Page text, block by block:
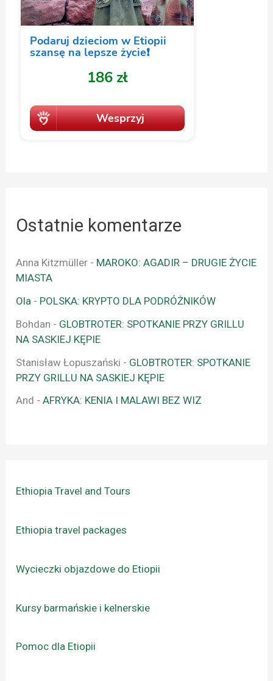
Ostatnie komentarze
Anna Kitzmüller - MAROKO: AGADIR – DRUGIE ŻYCIE
MIASTA
Ola - POLSKA: KRYPTO DLA PODRÓŻNIKÓW
Bohdan - GLOBTROTER: SPOTKANIE PRZY GRILLU
NA SASKIEJ KĘPIE
Stanisław Łopuszański - GLOBTROTER: SPOTKANIE
PRZY GRILLU NA SASKIEJ KĘPIE
And -AFRYKA: KENIA I MALAWI BEZ WIZ
Ethiopia Travel and Tours
Ethiopia travel packages
Wycieczki objazdowe do Etiopii
Kursy barmańskie i kelnerskie
Pomoc dla Etiopii